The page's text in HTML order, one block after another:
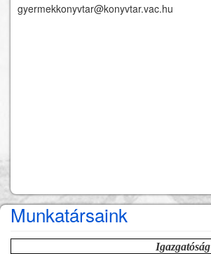
gyermekkonyvtar@konyvtar.vac.hu
Munkatársaink
Igazgatóság